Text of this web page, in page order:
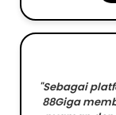
"Sebagai
88Giga